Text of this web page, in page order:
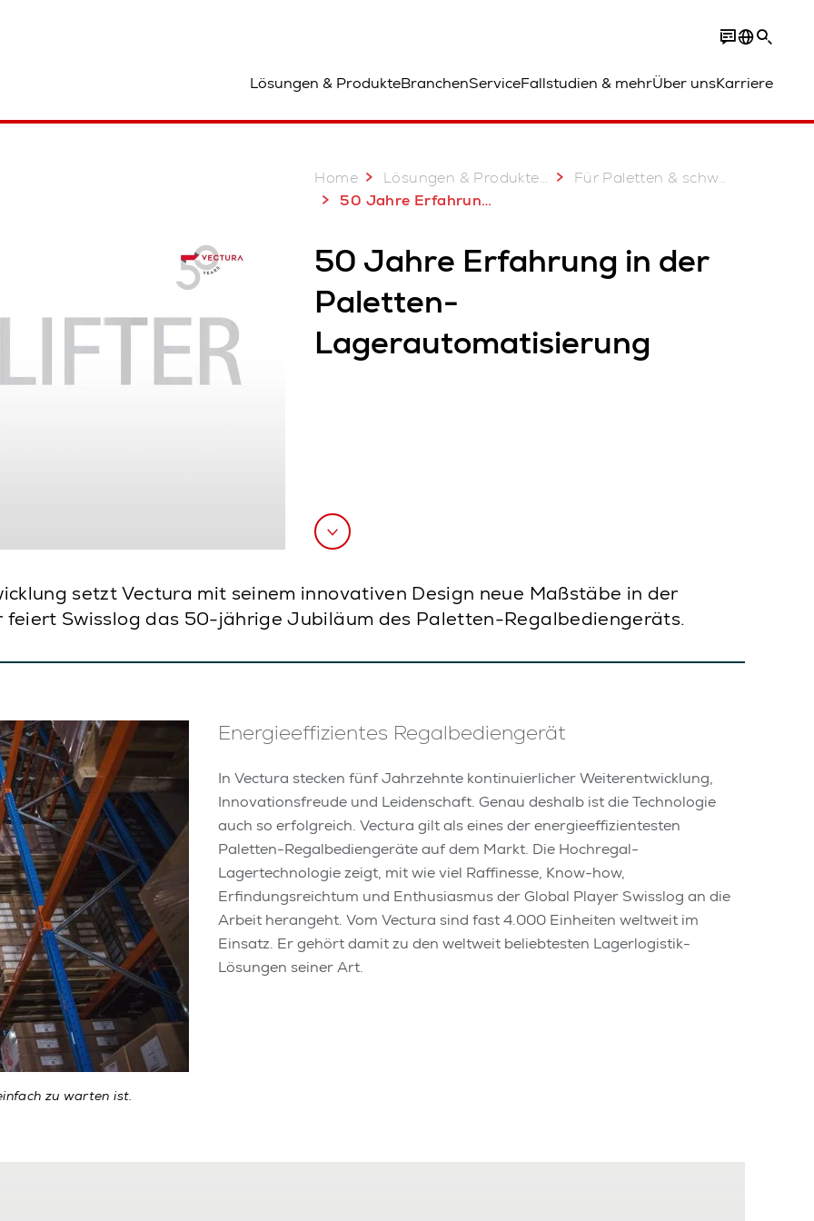
Lösungen & ProdukteBranchenServiceFallstudien & mehrÜber unsKarriere
Home Lösungen & Produkte...
Für Paletten & schwere Lasten
50 Jahre Erfahrung in der Paletten-Lagerautomatisierung
50 Jahre Erfahrung in der
Paletten-
Lagerautomatisierung
setzt Vectura mit seinem innovativen Design neue Maßstäbe in der
Swisslog das 50-jährige Jubiläum des Paletten-Regalbediengeräts.
zu warten ist.
Energieeffizientes Regalbediengerät
In Vectura stecken fünf Jahrzehnte kontinuierlicher Weiterentwicklung,
Innovationsfreude und Leidenschaft. Genau deshalb ist die Technologie
auch so erfolgreich. Vectura gilt als eines der energieeffizientesten
Paletten-Regalbediengeräte auf dem Markt. Die Hochregal-
Lagertechnologie zeigt, mit wie viel Raffinesse, Know-how,
Erfindungsreichtum und Enthusiasmus der Global Player Swisslog an die
Arbeit herangeht. Vom Vectura sind fast 4.000 Einheiten weltweit im
Einsatz. Er gehört damit zu den weltweit beliebtesten Lagerlogistik-
Lösungen seiner Art.